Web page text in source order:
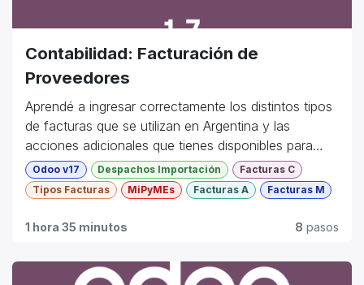
Contabilidad: Facturación de
Proveedores
Aprendé a ingresar correctamente los distintos tipos
de facturas que se utilizan en Argentina y las
acciones adicionales que tienes disponibles para
trabajar con estas.
Odoo v17 Despachos Importación
Facturas C
Tipos Facturas
MiPyMEs Facturas A
Facturas M
1 hora 35 minutos 8 pasos